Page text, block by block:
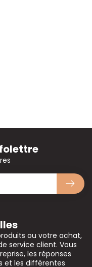
ou votre achat,
service client. Vous
les réponses
et les différentes